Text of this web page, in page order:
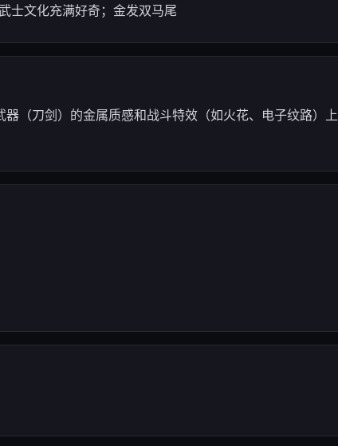
士文化充满好奇；金发双马尾
（刀剑）的金属质感和战斗特效（如火花、电子纹路）上